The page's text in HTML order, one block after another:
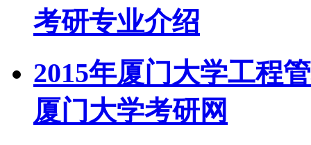
考研专业介绍
2015年厦门大学工程
厦门大学考研网